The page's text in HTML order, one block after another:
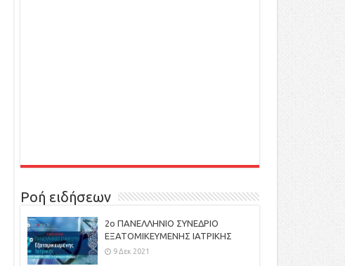
Ροή ειδήσεων
2ο ΠΑΝΕΛΛΗΝΙΟ ΣΥΝΕΔΡΙΟ
ΕΞΑΤΟΜΙΚΕΥΜΕΝΗΣ ΙΑΤΡΙΚΗΣ
9 Δεκ 2021